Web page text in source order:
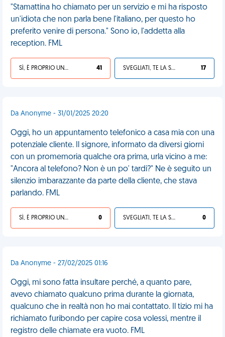
"Stamattina ho chiamato per un servizio e mi ha risposto
un'idiota che non parla bene l'italiano, per questo ho
preferito venire di persona." Sono io, l'addetta alla
reception. FML
SÌ, È PROPRIO UNA VDM! 41 SVEGLIATI, TE LA SEI CERCATA! 17
Da Anonyme - 31/01/2025 20:20
Oggi, ho un appuntamento telefonico a casa mia con una
potenziale cliente. Il signore, informato da diversi giorni
con un promemoria qualche ora prima, urla vicino a me:
"Ancora al telefono? Non è un po' tardi?" Ne è seguito un
silenzio imbarazzante da parte della cliente, che stava
parlando. FML
SÌ, È PROPRIO UNA VDM! 0 SVEGLIATI, TE LA SEI CERCATA! 0
Da Anonyme - 27/02/2025 01:16
Oggi, mi sono fatta insultare perché, a quanto pare,
avevo chiamato qualcuno prima durante la giornata,
qualcuno che in realtà non ho mai contattato. Il tizio mi ha
richiamato furibondo per capire cosa volessi, mentre il
registro delle chiamate era vuoto. FML